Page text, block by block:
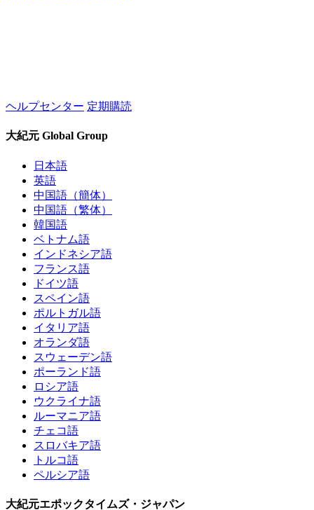
ヘルプセンター 定期購読
大紀元 Global Group
日本語
英語
中国語（簡体）
中国語（繁体）
韓国語
ベトナム語
インドネシア語
フランス語
ドイツ語
スペイン語
ポルトガル語
イタリア語
オランダ語
スウェーデン語
ポーランド語
ロシア語
ウクライナ語
ルーマニア語
チェコ語
スロバキア語
トルコ語
ペルシア語
大紀元エポックタイムズ・ジャパン